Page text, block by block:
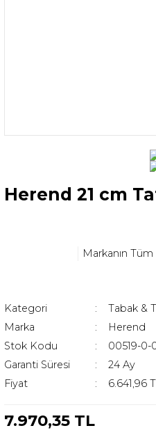
Herend 21 cm
Markanın
Kategori
Tabak &
Marka
Herend
Stok Kodu
00519-0-
Garanti Süresi
24 Ay
Fiyat
6.641,96
7.970,35 TL